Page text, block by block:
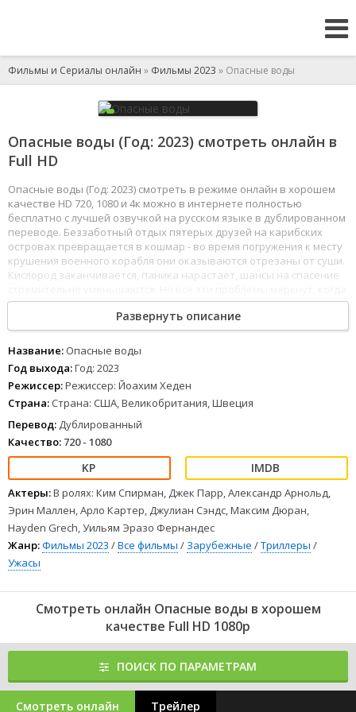
Фильмы и Сериалы онлайн » Фильмы 2023 » Опасные воды
Опасные воды (Год: 2023) смотреть онлайн в
Full HD
Опасные воды (Год: 2023) смотреть в режиме онлайн в хорошем
качестве HD 720, 1080 и 4к можно в интернете полностью
бесплатно с лучшей озвучкой на русском языке в дублированном
переводе. Беззаботный отдых пятерых друзей на карибских
островах превращается в кошмар - во время погружения к месту
крушения военного корабля они оказываются отрезаны от суши.
Кислород заканчивается, паника нарастает, шансы на спасение
дайверов окружают огромные акулы.
Развернуть описание
Название: Опасные воды
Год выхода:Год: 2023
Режиссер:Режиссер: Йоахим Хеден
Страна: Страна: США, Великобритания, Швеция
Перевод: Дублированный
Качество: 720 - 1080
Актеры:В ролях: Ким Спирман, Джек Парр, Александр Арнольд,
Эрин Маллен, Арло Картер, Джулиан Сэндс, Максим Дюран,
Hayden Grech, Уильям Эразо Фернандес
Жанр:Фильмы 2023 /Все фильмы / Зарубежные /Триллеры /
Ужасы
Смотреть онлайн Опасные воды в хорошем
качестве Full HD 1080p
ПОИСК ПО ПАРАМЕТРАМ
Смотреть онлайн Трейлер